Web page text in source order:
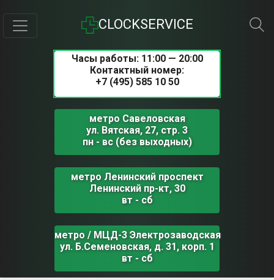
CLOCKSERVICE
Часы работы: 11:00 — 20:00
Контактный номер:
+7 (495) 585 10 50
метро Савеловская
ул. Вятская, 27, стр. 3
пн - вс (без выходных)
метро Ленинский проспект
Ленинский пр-кт, 30
вт - сб
метро / МЦД-3 Электрозаводская
ул. Б.Семеновская, д. 31, корп. 1
вт - сб